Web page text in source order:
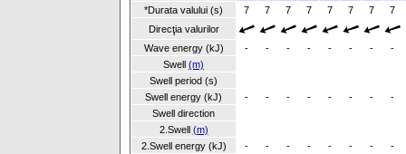
*Durata valului (s)
7 7 7 7 7 7 7
7
Direcţia valurilor
Wave energy (kJ)
- - - - - - -
-
Swell (m)
Swell period (s)
Swell energy (kJ)
- - - - - - -
-
Swell direction
2.Swell (m)
2.Swell energy (kJ)
- - - - - - -
-